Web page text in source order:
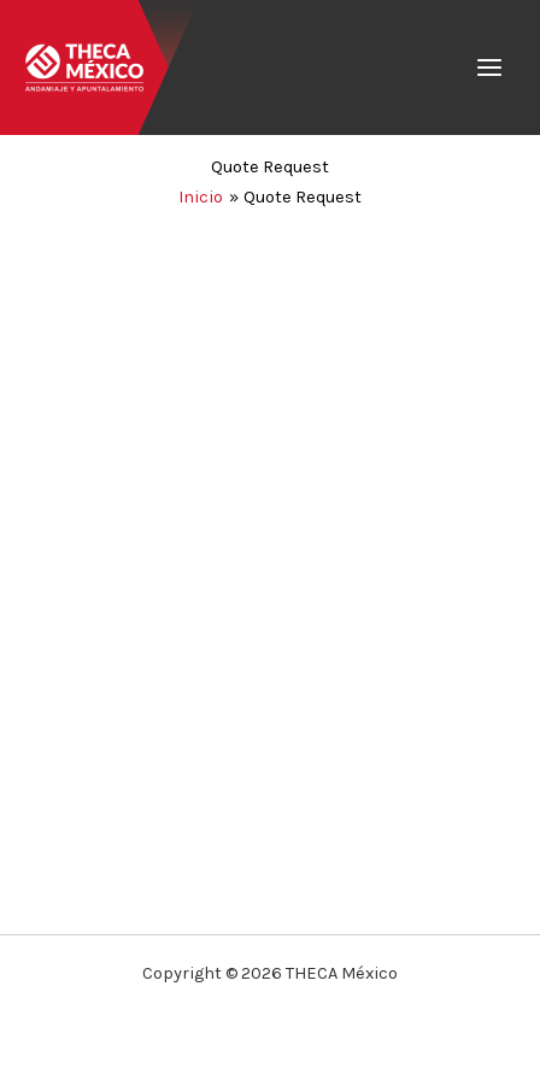
contenido
Quote Request
Inicio
Quote Request
Copyright © 2026 THECA México